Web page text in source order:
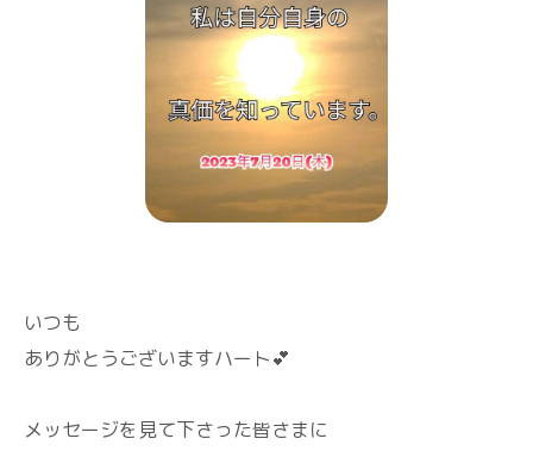
いつも
ありがとうございますハート💕
メッセージを見て下さった皆さまに